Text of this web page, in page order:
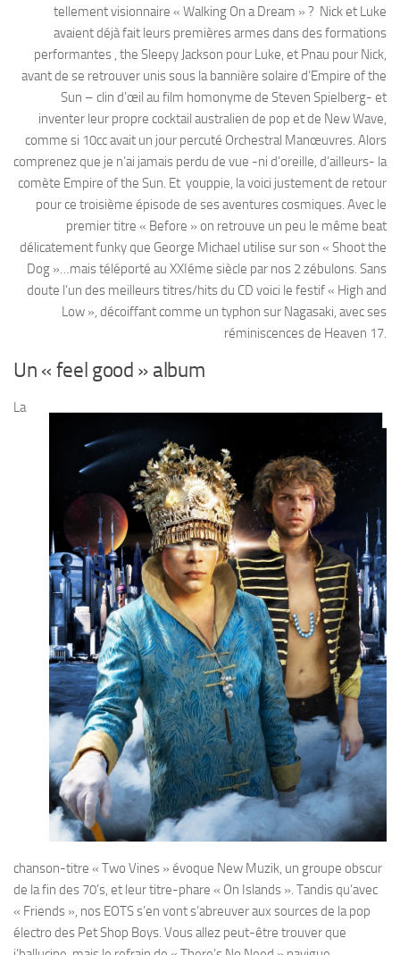
tellement visionnaire « Walking On a Dream » ? Nick et Luke
avaient déjà fait leurs premières armes dans des formations
performantes , the Sleepy Jackson pour Luke, et Pnau pour Nick,
avant de se retrouver unis sous la bannière solaire d’Empire of the
Sun – clin d’œil au film homonyme de Steven Spielberg- et
inventer leur propre cocktail australien de pop et de New Wave,
comme si 10cc avait un jour percuté Orchestral Manœuvres. Alors
comprenez que je n’ai jamais perdu de vue -ni d’oreille, d’ailleurs- la
comète Empire of the Sun. Et youppie, la voici justement de retour
pour ce troisième épisode de ses aventures cosmiques. Avec le
premier titre « Before » on retrouve un peu le même beat
délicatement funky que George Michael utilise sur son « Shoot the
Dog »…mais téléporté au XXIéme siècle par nos 2 zébulons. Sans
doute l’un des meilleurs titres/hits du CD voici le festif « High and
Low », décoiffant comme un typhon sur Nagasaki, avec ses
réminiscences de Heaven 17.
Un « feel good » album
La
chanson-titre « Two Vines » évoque New Muzik, un groupe obscur
de la fin des 70’s, et leur titre-phare « On Islands ». Tandis qu’avec
« Friends », nos EOTS s’en vont s’abreuver aux sources de la pop
électro des Pet Shop Boys. Vous allez peut-être trouver que